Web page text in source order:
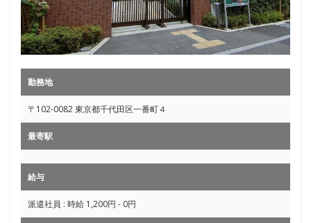
勤務地
〒102-0082 東京都千代田区一番町４
最寄駅
給与
派遣社員 : 時給 1,200円 - 0円